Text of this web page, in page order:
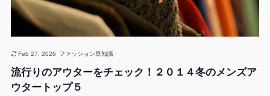
流行りのアウターをチェック！２０１４冬のメンズア
ウタートップ５
Feb 27, 2026 ファッション豆知識